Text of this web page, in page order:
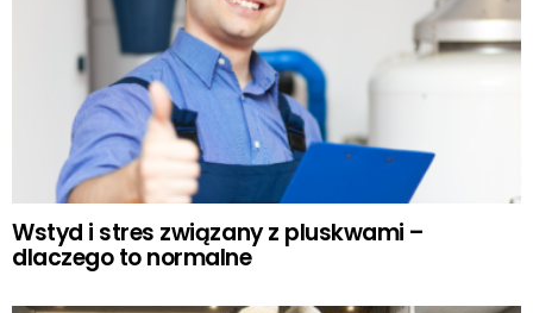
Wstyd i stres związany z pluskwami –
dlaczego to normalne